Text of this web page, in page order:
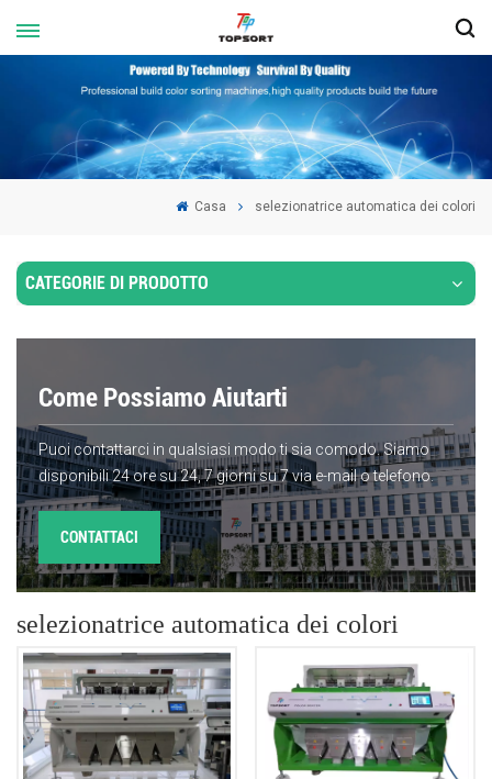
Casa selezionatrice automatica dei colori
CATEGORIE DI PRODOTTO
Come Possiamo Aiutarti
Puoi contattarci in qualsiasi modo ti sia comodo. Siamo
disponibili 24 ore su 24, 7 giorni su 7 via e-mail o telefono.
CONTATTACI
selezionatrice automatica dei colori